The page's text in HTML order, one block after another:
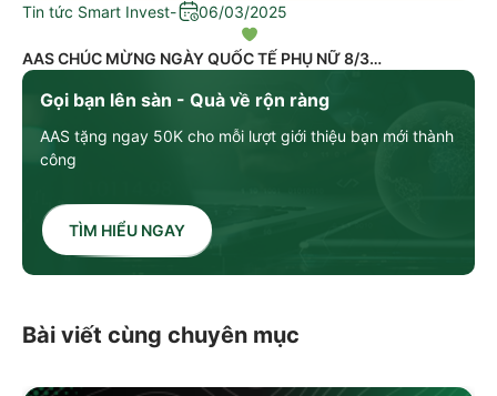
Gọi bạn lên sàn - Quà về rộn ràng
AAS tặng ngay 50K cho mỗi lượt giới thiệu bạn mới thành
công
TÌM HIỂU NGAY
Tin tức Smart Invest- 06/03/2025
AAS CHÚC MỪNG NGÀY QUỐC TẾ PHỤ NỮ 8/3
Bài viết cùng chuyên mục